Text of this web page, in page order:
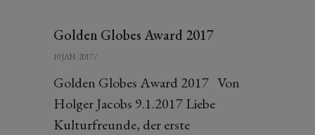
Golden Globes Award 2017
10 JAN. 2017 /
Golden Globes Award 2017 Von
Holger Jacobs 9.1.2017 Liebe
Kulturfreunde, der erste